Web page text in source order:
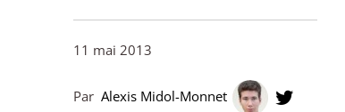
11 mai 2013
ParAlexis Midol-Monnet